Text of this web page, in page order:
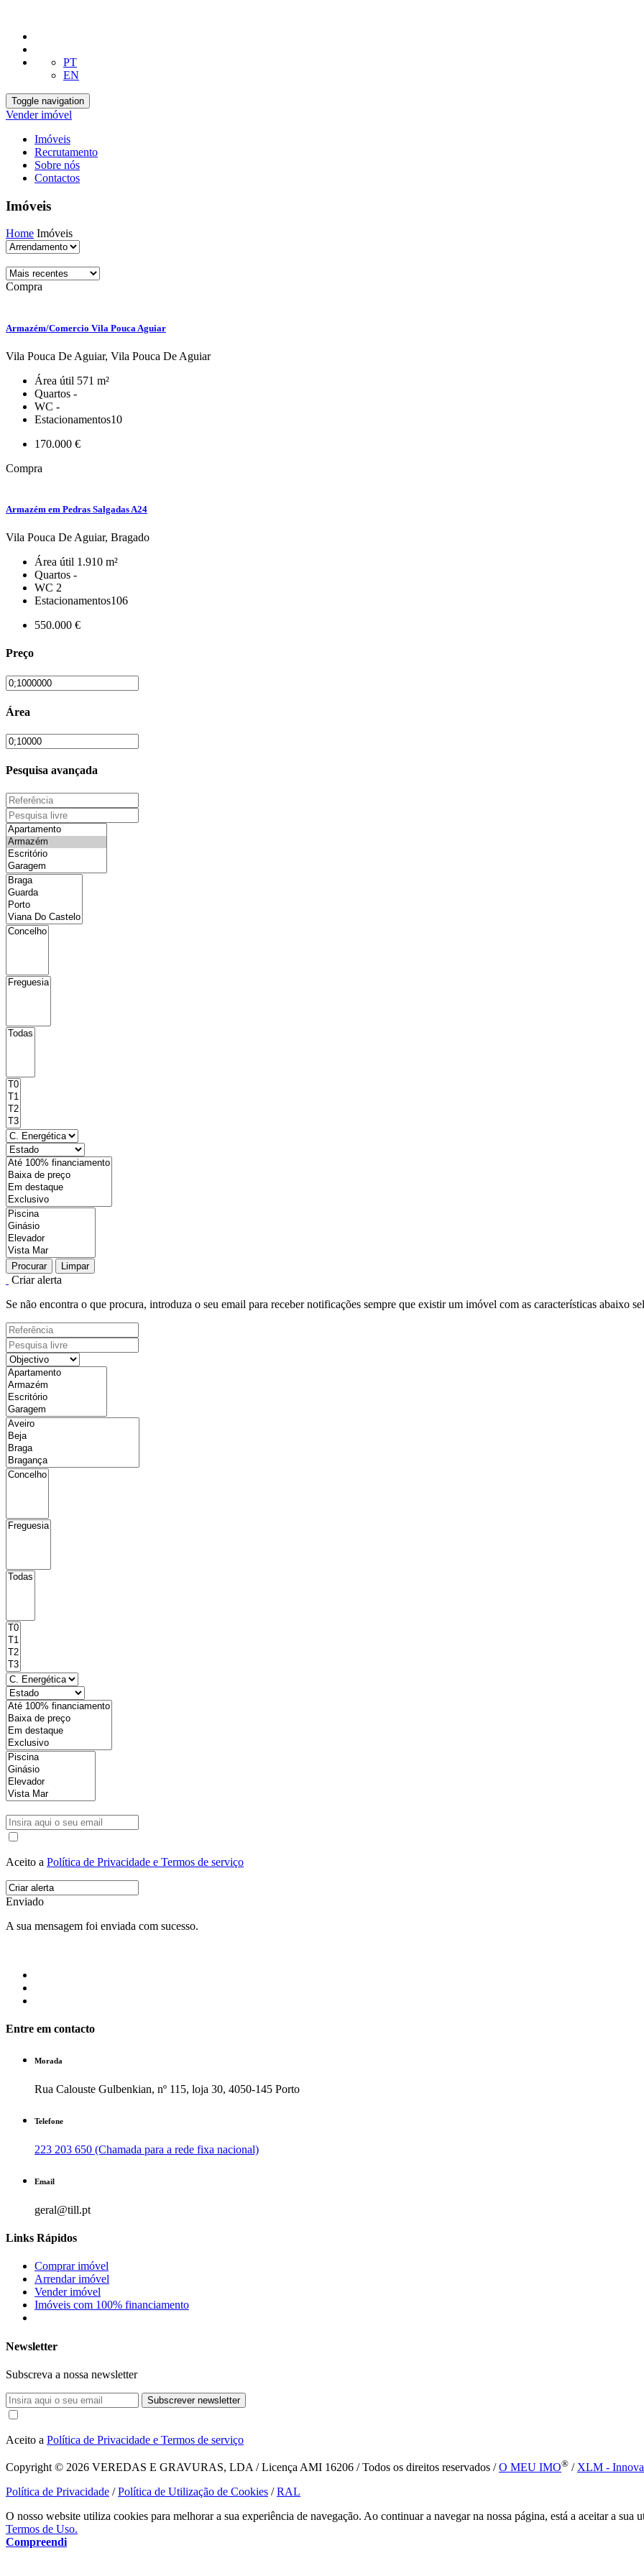
PT
EN
Toggle navigation
Vender imóvel
Imóveis
Recrutamento
Sobre nós
Contactos
Imóveis
Home Imóveis
Compra
Armazém/Comercio Vila Pouca Aguiar
Vila Pouca De Aguiar, Vila Pouca De Aguiar
Área útil 571 m²
Quartos -
WC -
Estacionamentos10
170.000 €
Compra
Armazém em Pedras Salgadas A24
Vila Pouca De Aguiar, Bragado
Área útil 1.910 m²
Quartos -
WC 2
Estacionamentos106
550.000 €
Preço
Área
Pesquisa avançada
Procurar Limpar
Criar alerta
Se não encontra o que procura, introduza o seu email para receber notificações sempre que existir um imóvel com as características abaixo
Aceito a Política de Privacidade e Termos de serviço
Enviado
A sua mensagem foi enviada com sucesso.
Entre em contacto
Morada
Rua Calouste Gulbenkian, nº 115, loja 30, 4050-145 Porto
Telefone
223 203 650 (Chamada para a rede fixa nacional)
Email
geral@till.pt
Links Rápidos
Comprar imóvel
Arrendar imóvel
Vender imóvel
Imóveis com 100% financiamento
Newsletter
Subscreva a nossa newsletter
Subscrever newsletter
Aceito a Política de Privacidade e Termos de serviço
Copyright © 2026 VEREDAS E GRAVURAS, LDA / Licença AMI 16206 / Todos os direitos reservados /O MEU IMO® / XLM -
Política de Privacidade /Política de Utilização de Cookies /RAL
O nosso website utiliza cookies para melhorar a sua experiência de navegação. Ao continuar a navegar na nossa página, está a aceitar a sua
Termos de Uso.
Compreendi